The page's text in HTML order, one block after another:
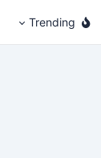
Trending